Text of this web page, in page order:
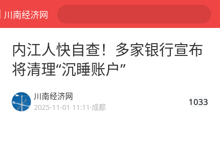
川南经济网
内江人快自查！多家银行宣布
将清理“沉睡账户”
川南经济网
2025-11-01 11:11 ·成都 1033